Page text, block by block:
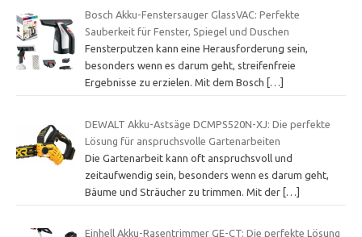
Bosch Akku-Fenstersauger GlassVAC: Perfekte
Sauberkeit für Fenster, Spiegel und Duschen
Fensterputzen kann eine Herausforderung sein,
besonders wenn es darum geht, streifenfreie
Ergebnisse zu erzielen. Mit dem Bosch
[…]
DEWALT Akku-Astsäge DCMPS520N-XJ: Die perfekte
Lösung für anspruchsvolle Gartenarbeiten
Die Gartenarbeit kann oft anspruchsvoll und
zeitaufwendig sein, besonders wenn es darum geht,
Bäume und Sträucher zu trimmen. Mit der […]
Einhell Akku-Rasentrimmer GE-CT: Die perfekte Lösung